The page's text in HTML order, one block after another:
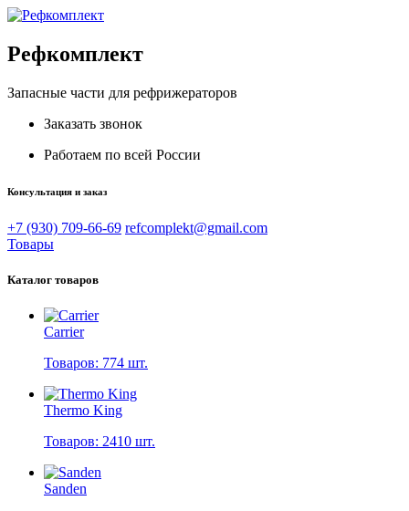
Рефкомплект
Запасные части для рефрижераторов
Заказать звонок
Работаем по всей России
Консультация и заказ
+7 (930) 709-66-69 refcomplekt@gmail.com
Товары
Каталог товаров
Carrier
Товаров: 774 шт.
Thermo King
Товаров: 2410 шт.
Sanden